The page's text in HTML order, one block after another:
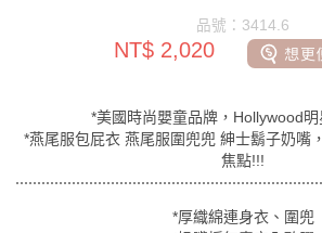
品號：3414.6
NT$ 2,020
*美國時尚嬰童品牌，Hollywood明
*燕尾服包屁衣 燕尾服圍兜兜 紳士鬍子奶嘴
焦點!!!
*厚織綿連身衣、圍兜